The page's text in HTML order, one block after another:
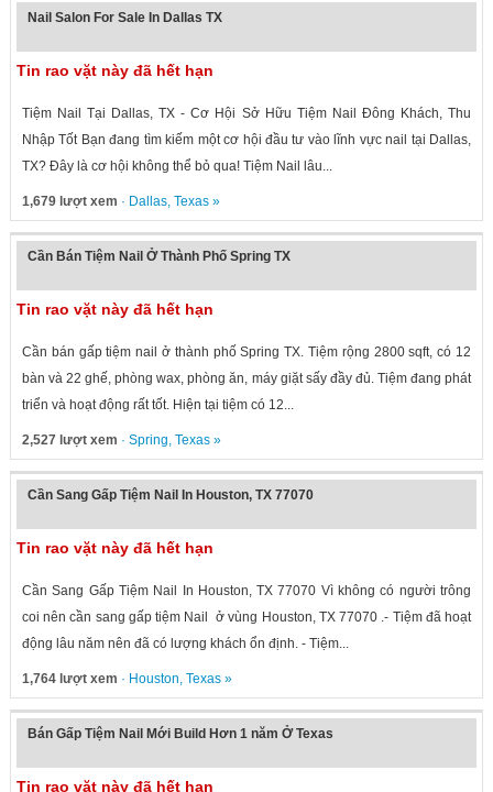
Nail Salon For Sale In Dallas TX
Tin rao vặt này đã hết hạn
Tiệm Nail Tại Dallas, TX - Cơ Hội Sở Hữu Tiệm Nail Đông Khách, Thu
Nhập Tốt Bạn đang tìm kiếm một cơ hội đầu tư vào lĩnh vực nail tại Dallas,
TX? Đây là cơ hội không thể bỏ qua! Tiệm Nail lâu...
1,679 lượt xem · Dallas, Texas»
Cần Bán Tiệm Nail Ở Thành Phố Spring TX
Tin rao vặt này đã hết hạn
Cần bán gấp tiệm nail ở thành phố Spring TX. Tiệm rộng 2800 sqft, có 12
bàn và 22 ghế, phòng wax, phòng ăn, máy giặt sấy đầy đủ. Tiệm đang phát
triển và hoạt động rất tốt. Hiện tại tiệm có 12...
2,527 lượt xem · Spring, Texas»
Cần Sang Gấp Tiệm Nail In Houston, TX 77070
Tin rao vặt này đã hết hạn
Cần Sang Gấp Tiệm Nail In Houston, TX 77070 Vì không có người trông
coi nên cần sang gấp tiệm Nail ở vùng Houston, TX 77070 .- Tiệm đã hoạt
động lâu năm nên đã có lượng khách ổn định. - Tiệm...
1,764 lượt xem · Houston, Texas»
Bán Gấp Tiệm Nail Mới Build Hơn 1 năm Ở Texas
Tin rao vặt này đã hết hạn